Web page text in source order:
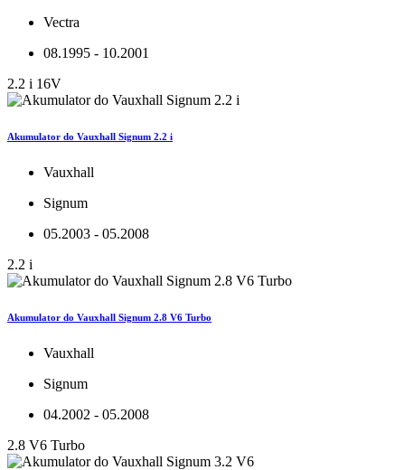
Vectra
08.1995 - 10.2001
2.2 i 16V
Akumulator do Vauxhall Signum 2.2 i
Vauxhall
Signum
05.2003 - 05.2008
2.2 i
Akumulator do Vauxhall Signum 2.8 V6 Turbo
Vauxhall
Signum
04.2002 - 05.2008
2.8 V6 Turbo